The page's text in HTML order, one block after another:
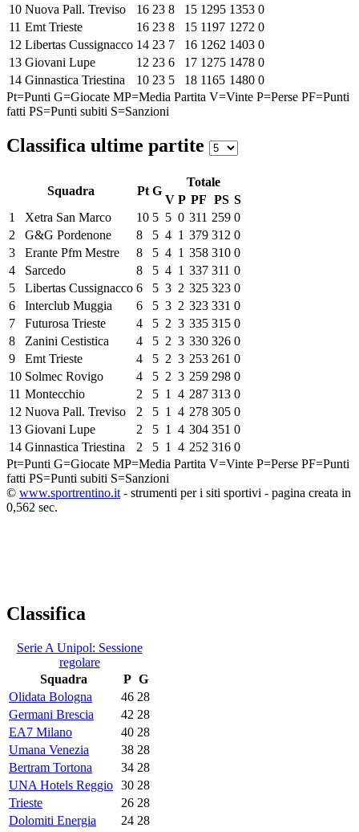
10 Nuova Pall. Treviso 16 23 8 15 1295 1353 0
11 Emt Trieste 16 23 8 15 1197 1272 0
12 Libertas Cussignacco 14 23 7 16 1262 1403 0
13 Giovani Lupe 12 23 6 17 1275 1478 0
14 Ginnastica Triestina 10 23 5 18 1165 1480 0
Pt=Punti G=Giocate MP=Media Partita V=Vinte P=Perse PF=Punti
fatti PS=Punti subiti S=Sanzioni
Classifica ultime partite
Squadra Pt G
Totale
V P PF PS S
1
Xetra San Marco 10 5 5 0 311 259 0
2
G&G Pordenone 8 5 4 1 379 312 0
3
Erante Pfm Mestre 8 5 4 1 358 310 0
4
Sarcedo 8 5 4 1 337 311 0
5
Libertas Cussignacco 6 5 3 2 325 323 0
6
Interclub Muggia 6 5 3 2 323 331 0
7
Futurosa Trieste 4 5 2 3 335 315 0
8
Zanini Cestistica 4 5 2 3 330 326 0
9
Emt Trieste 4 5 2 3 253 261 0
10 Solmec Rovigo 4 5 2 3 259 298 0
11 Montecchio 2 5 1 4 287 313 0
12 Nuova Pall. Treviso 2 5 1 4 278 305 0
13 Giovani Lupe 2 5 1 4 304 351 0
14 Ginnastica Triestina 2 5 1 4 252 316 0
Pt=Punti G=Giocate MP=Media Partita V=Vinte P=Perse PF=Punti
fatti PS=Punti subiti S=Sanzioni
© www.sportrentino.it - strumenti per i siti sportivi - pagina creata in
0,562 sec.
Classifica
Serie A Unipol: Sessione
regolare
Squadra
P G
Olidata Bologna
46 28
Germani Brescia
42 28
EA7 Milano
40 28
Umana Venezia
38 28
Bertram Tortona
34 28
UNA Hotels Reggio 30 28
Trieste
26 28
Dolomiti Energia
24 28